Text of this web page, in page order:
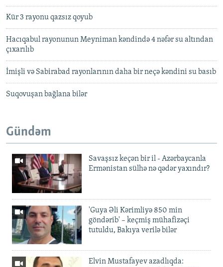
Kür 3 rayonu qazsız qoyub
Hacıqabul rayonunun Meyniman kəndində 4 nəfər su altından
çıxarılıb
İmişli və Sabirabad rayonlarının daha bir neçə kəndini su basıb
Suqovuşan bağlana bilər
Gündəm
Savaşsız keçən bir il - Azərbaycanla
Ermənistan sülhə nə qədər yaxındır?
'Guya Əli Kərimliyə 850 min
göndərib' – keçmiş mühafizəçi
tutuldu, Bakıya verilə bilər
Elvin Mustafayev azadlıqda: